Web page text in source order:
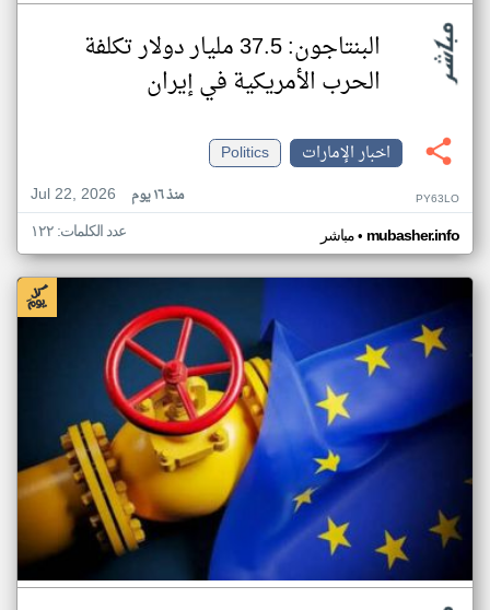
البنتاجون: 37.5 مليار دولار تكلفة
الحرب الأمريكية في إيران
اخبار الإمارات
Politics
Jul 22, 2026
منذ ١٦ يوم PY63LO
مباشر• mubasher.info عدد الكلمات: ١٢٢